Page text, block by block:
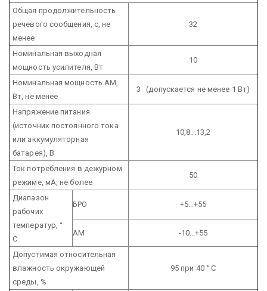
Общая продолжительность
речевого сообщения, с, не
менее
32
Номинальная выходная
мощность усилителя, Вт
10
Номинальная мощность АМ,
Вт, не менее
3 (допускается не менее 1 Вт)
Напряжение питания
(источник постоянного тока
или аккумуляторная
батарея), В
10,8...13,2
Ток потребления в дежурном
режиме, мА, не более
50
Диапазон
рабочих
температур, °
С
БРО +5...+55
АМ -10...+55
Допустимая относительная
влажность окружающей
среды, %
95 при 40 ° С